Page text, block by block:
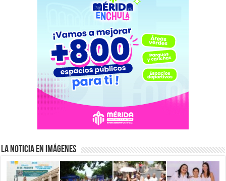
La Noticia en Imágenes